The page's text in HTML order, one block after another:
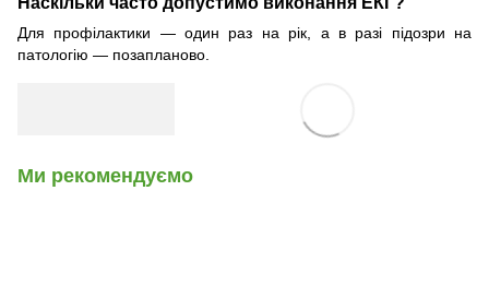
Для профілактики — один раз на рік, а в разі підозри на
патологію — позапланово.
Ми рекомендуємо